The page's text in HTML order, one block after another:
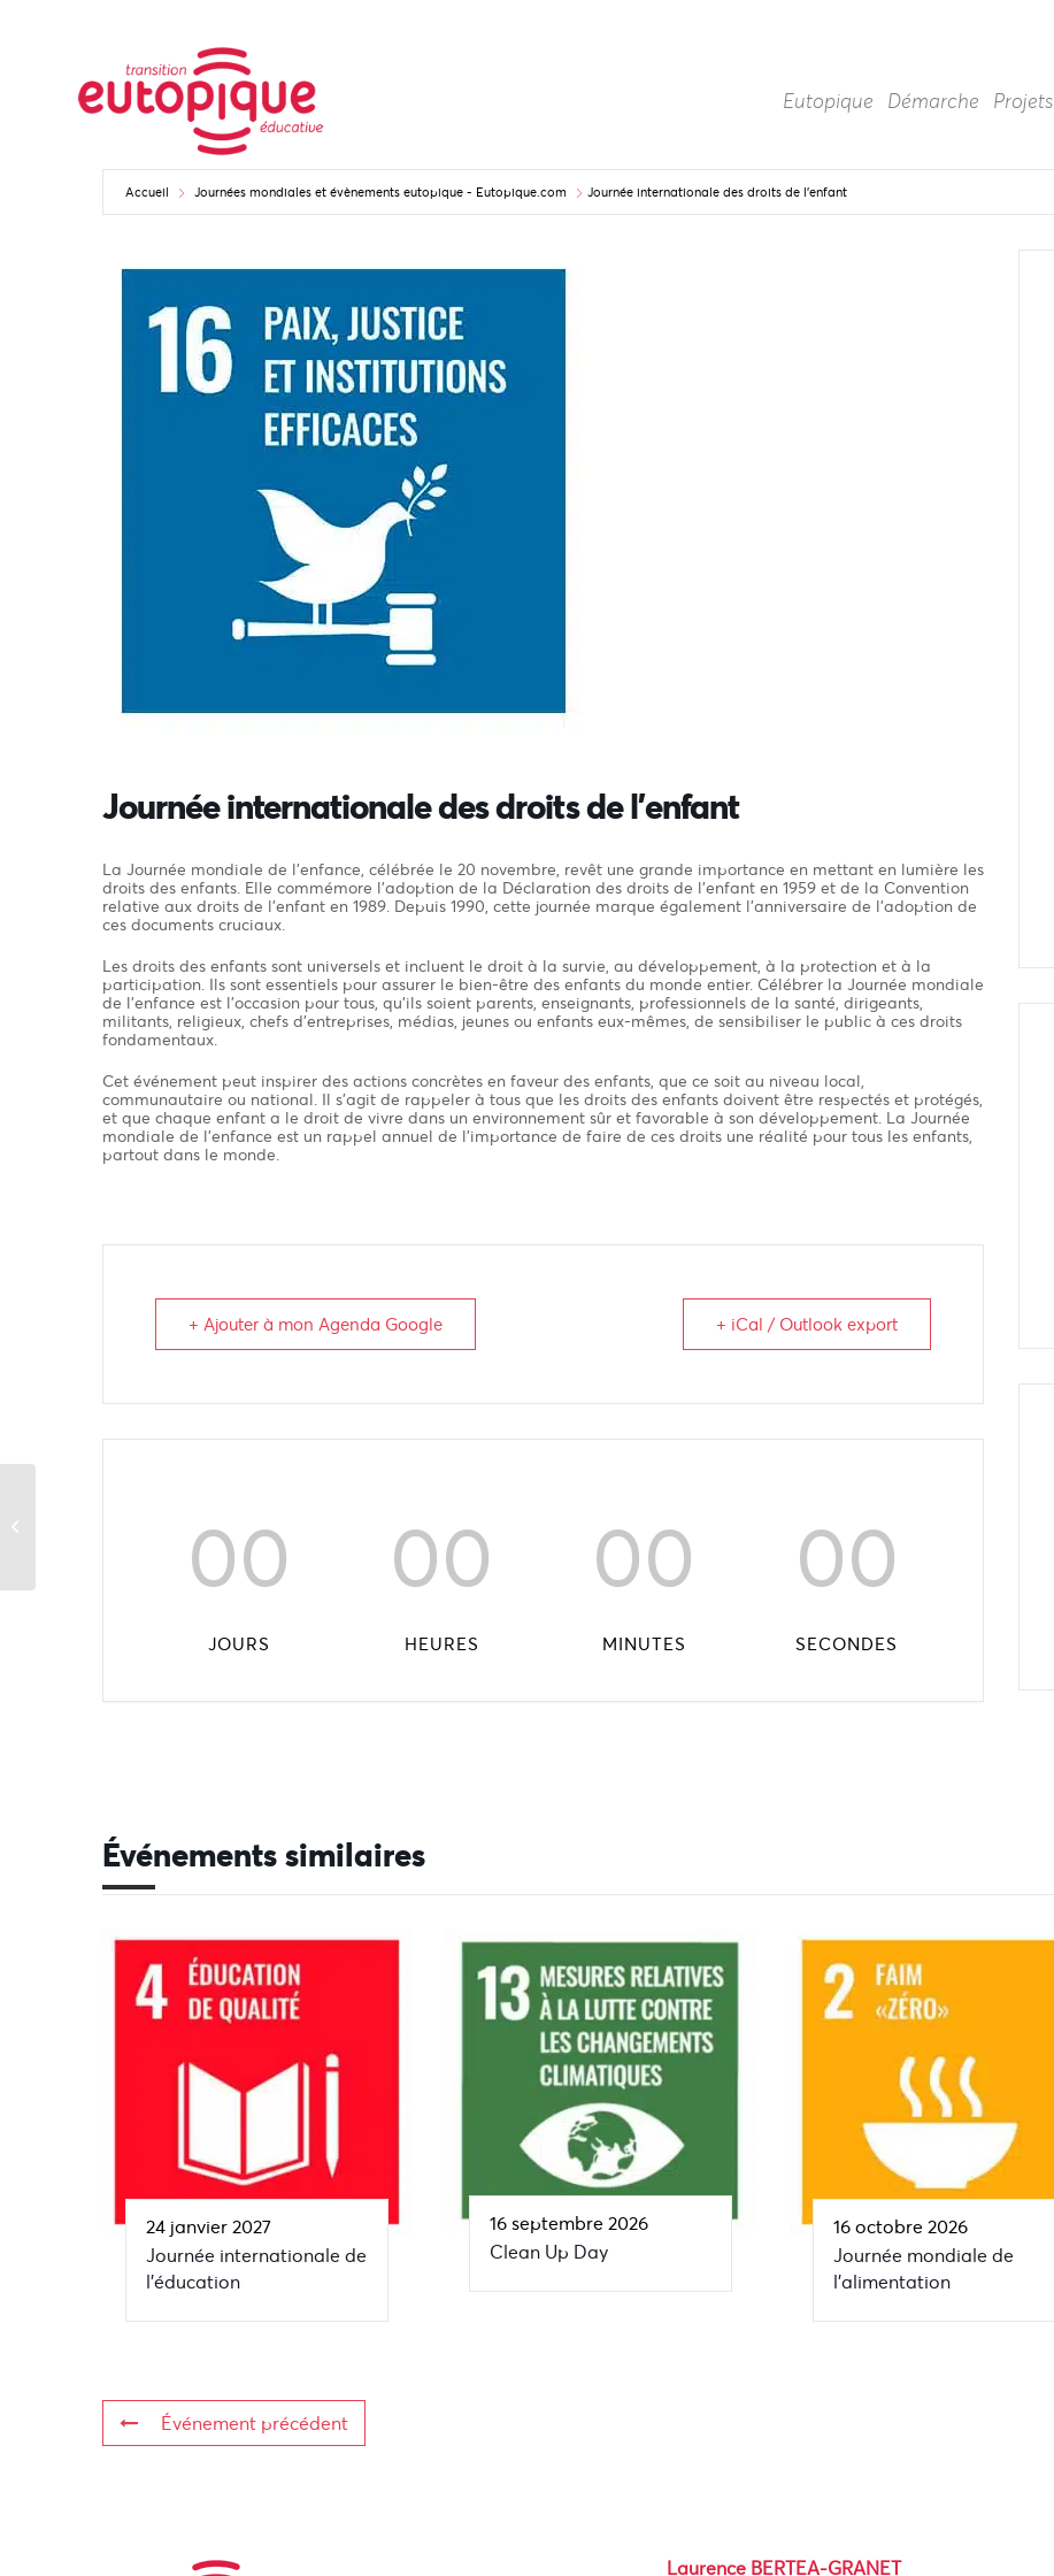
Eutopique Démarche Projets
Accueil Journées mondiales et évènements eutopique - Eutopique.com Journée internationale des droits de l’enfant
Journée internationale des droits de l’enfant
La Journée mondiale de l’enfance, célébrée le 20 novembre, revêt une grande importance en mettant en lumière les
droits des enfants. Elle commémore l’adoption de la Déclaration des droits de l’enfant en 1959 et de la Convention
relative aux droits de l’enfant en 1989. Depuis 1990, cette journée marque également l’anniversaire de l’adoption de
ces documents cruciaux.
Les droits des enfants sont universels et incluent le droit à la survie, au développement, à la protection et à la
participation. Ils sont essentiels pour assurer le bien-être des enfants du monde entier. Célébrer la Journée mondiale
de l’enfance est l’occasion pour tous, qu’ils soient parents, enseignants, professionnels de la santé, dirigeants,
militants, religieux, chefs d’entreprises, médias, jeunes ou enfants eux-mêmes, de sensibiliser le public à ces droits
fondamentaux.
Cet événement peut inspirer des actions concrètes en faveur des enfants, que ce soit au niveau local,
communautaire ou national. Il s’agit de rappeler à tous que les droits des enfants doivent être respectés et protégés,
et que chaque enfant a le droit de vivre dans un environnement sûr et favorable à son développement. La Journée
mondiale de l’enfance est un rappel annuel de l’importance de faire de ces droits une réalité pour tous les enfants,
partout dans le monde.
+ Ajouter à mon Agenda Google + iCal / Outlook export
00
JOURS
00
HEURES
00
MINUTES
00
SECONDES
Événements similaires
24 janvier 2027
Journée internationale de
l’éducation
16 septembre 2026
Clean Up Day
16 octobre 2026
Journée mondiale de
l’alimentation
Événement précédent
Laurence BERTEA-GRANET